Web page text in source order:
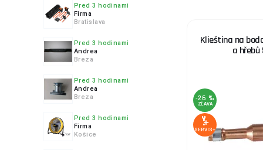
Pred 3 hodinami
Firma
Bratislava
Pred 3 hodinami
Andrea
Breza
Pred 3 hodinami
Andrea
Breza
Pred 3 hodinami
Firma
Košice
Klieština na
a hřebů
-26 %
ZĽAVA
SERVIS+